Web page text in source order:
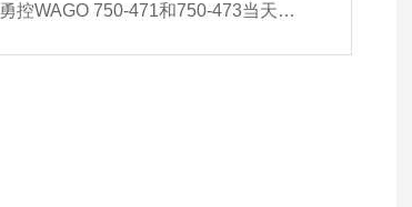
勇控WAGO 750-471和750-473当天发货